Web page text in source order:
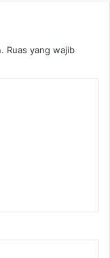
Ruas yang wajib